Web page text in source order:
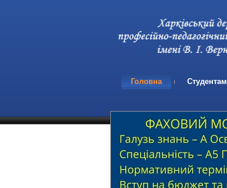
Головна Студентам